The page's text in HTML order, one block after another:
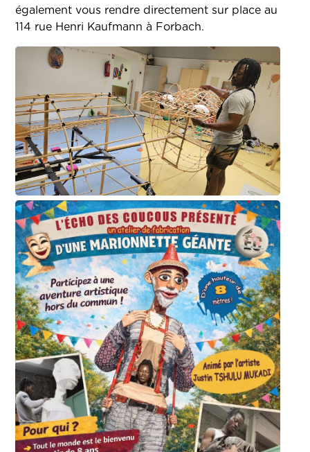
également vous rendre directement sur place au
114 rue Henri Kaufmann à Forbach.